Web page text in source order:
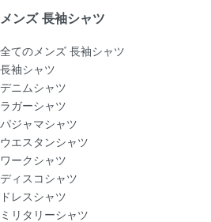
メンズ 長袖シャツ
全てのメンズ 長袖シャツ
長袖シャツ
デニムシャツ
ラガーシャツ
パジャマシャツ
ウエスタンシャツ
ワークシャツ
ディスコシャツ
ドレスシャツ
ミリタリーシャツ